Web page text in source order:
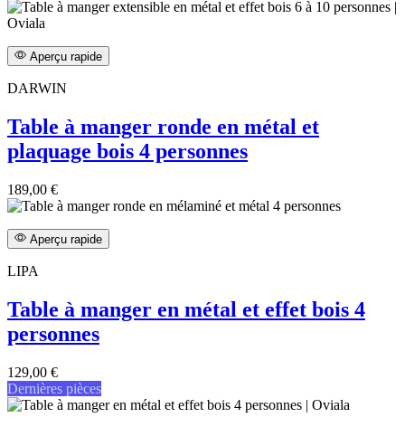
Aperçu rapide
DARWIN
Table à manger ronde en métal et
plaquage bois 4 personnes
189,00 €
Aperçu rapide
LIPA
Table à manger en métal et effet bois 4
personnes
129,00 €
Dernières pièces